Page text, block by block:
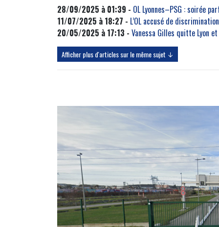
28/09/2025 à 01:39 - OL Lyonnes–PSG : soirée
11/07/2025 à 18:27 - L’OL accusé de
20/05/2025 à 17:13 - Vanessa Gilles quitte Lyon
Afficher plus d'articles sur le même sujet ↓